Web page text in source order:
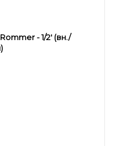
- 1/2' (вн./